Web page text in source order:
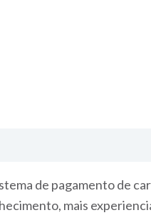
de pagamento de
mais